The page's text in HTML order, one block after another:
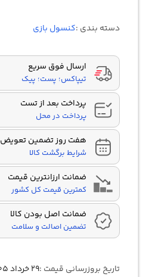
دسته بندی :کنسول بازی
ارسال فوق سریع
تیپاکس؛ پست؛ پیک
پرداخت بعد از تست
پرداخت در محل
هفت روز تضمین تعویض
شرایط برگشت کالا
ضمانت ارزانترین قیمت
کمترین قیمت کل کشور
ضمانت اصل بودن کالا
تضمین اصالت و سلامت
تاریخ بروزرسانی قیمت :۲۹ خرداد ۱۴۰۵